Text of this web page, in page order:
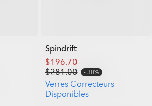
Spindrift
$196.70
$281.00
30%
Verres Correcteurs
Disponibles